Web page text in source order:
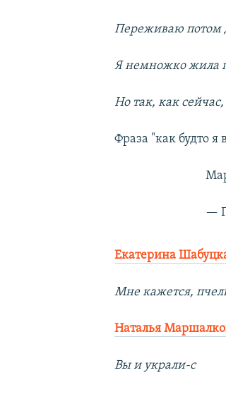
Переживаю потом
Я немножко жила
Но так, как
Фраза "как будто я
—
Екатерина
Мне кажется,
Наталья
Вы и украли-с